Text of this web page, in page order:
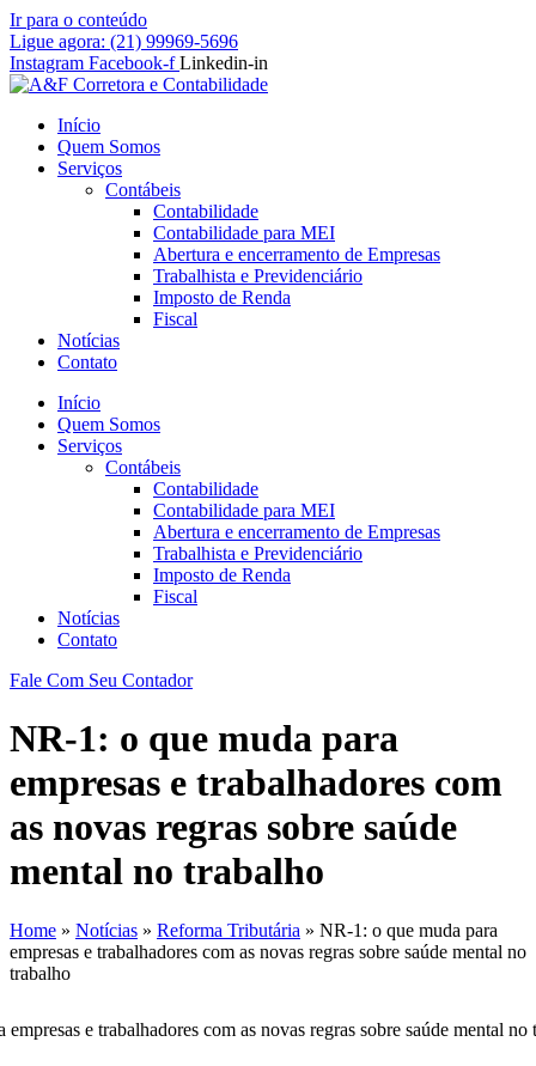
Ir para o conteúdo
Ligue agora: (21) 99969-5696
Instagram Facebook-f Linkedin-in
Início
Quem Somos
Serviços
Contábeis
Contabilidade
Contabilidade para MEI
Abertura e encerramento de Empresas
Trabalhista e Previdenciário
Imposto de Renda
Fiscal
Notícias
Contato
Início
Quem Somos
Serviços
Contábeis
Contabilidade
Contabilidade para MEI
Abertura e encerramento de Empresas
Trabalhista e Previdenciário
Imposto de Renda
Fiscal
Notícias
Contato
Fale Com Seu Contador
NR-1: o que muda para
empresas e trabalhadores com
as novas regras sobre saúde
mental no trabalho
Home » Notícias » Reforma Tributária » NR-1: o que muda para
empresas e trabalhadores com as novas regras sobre saúde mental no
trabalho